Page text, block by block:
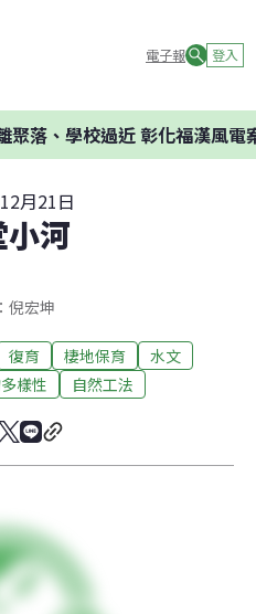
電子報 登入
落、學校過近 彰化福漢風電案
月21日
河
倪宏坤
復育 棲地保育
水文
樣性 自然工法